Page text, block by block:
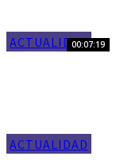
ACTUALIDAD00:07:19
ACTUALIDAD